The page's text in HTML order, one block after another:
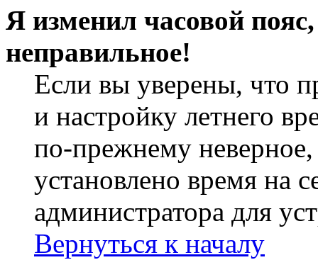
Я изменил часовой
неправильное!
Если вы уверены, что
и настройку летнего
по-прежнему неверное,
установлено время на
администратора для
Вернуться к началу